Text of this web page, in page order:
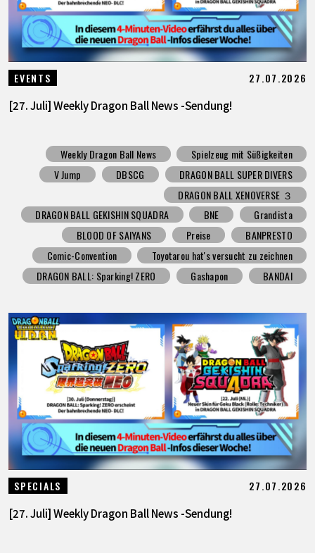
EVENTS 27.07.2026
[27. Juli] Weekly Dragon Ball News -Sendung!
Weekly Dragon Ball News
Spielzeug mit Süßigkeiten
V Jump
DBSCG
DRAGON BALL SUPER DIVERS
DRAGON BALL XENOVERSE ３
DRAGON BALL GEKISHIN SQUADRA
BNE
Grandista
BLOOD OF SAIYANS
Preise
BANPRESTO
Comic-Convention
Toyotarou hat's versucht zu zeichnen
DRAGON BALL: Sparking! ZERO
Gashapon BANDAI
SPECIALS 27.07.2026
[27. Juli] Weekly Dragon Ball News -Sendung!